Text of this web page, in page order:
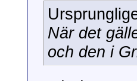
När det
och den i